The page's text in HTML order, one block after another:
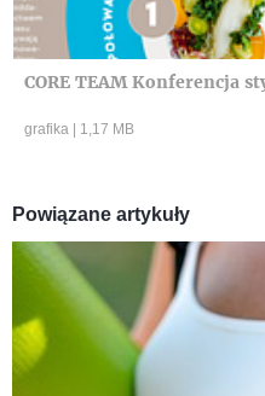
CORE TEAM Konferencja
grafika 1,17 MB
Powiązane artykuły